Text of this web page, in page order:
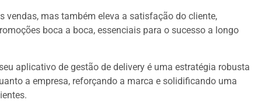
vendas, mas também eleva a satisfação do cliente,
boca a boca, essenciais para o sucesso a longo
aplicativo de gestão de delivery é uma estratégia robusta
a empresa, reforçando a marca e solidificando uma